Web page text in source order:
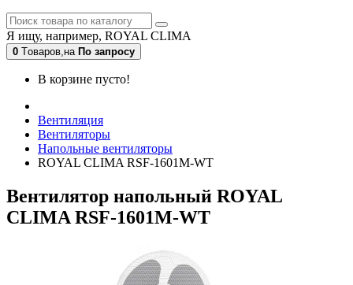
Я ищу, например, ROYAL CLIMA
0 Tоваров,на По запросу
В корзине пусто!
Вентиляция
Вентиляторы
Напольные вентиляторы
ROYAL CLIMA RSF-1601M-WT
Вентилятор напольный ROYAL
CLIMA RSF-1601M-WT